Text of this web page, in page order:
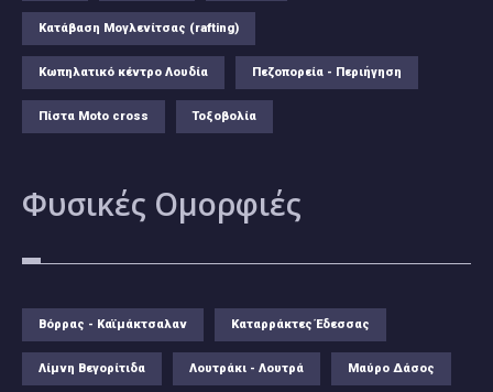
Κατάβαση Μογλενίτσας (rafting)
Κωπηλατικό κέντρο Λουδία Πεζοπορεία - Περιήγηση
Πίστα Moto cross Τοξοβολία
Φυσικές Ομορφιές
Βόρρας - Καϊμάκτσαλαν Καταρράκτες Έδεσσας
Λίμνη Βεγορίτιδα Λουτράκι - Λουτρά Μαύρο Δάσος